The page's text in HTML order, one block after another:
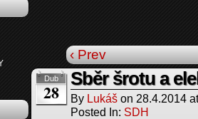
‹ Prev
Dub
28
Sběr šrotu a
By Lukáš on 28.4.2014
Posted In: SDH